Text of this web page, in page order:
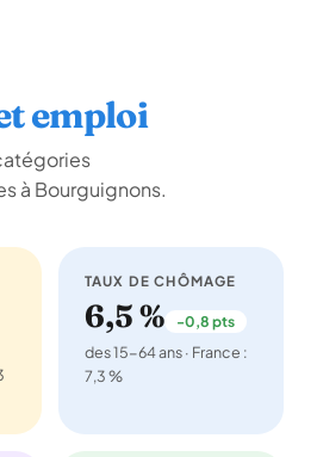
emploi
à Bourguignons.
TAUX DE CHÔMAGE
6,5 % -0,8 pts
des 15-64 ans · France :
7,3 %